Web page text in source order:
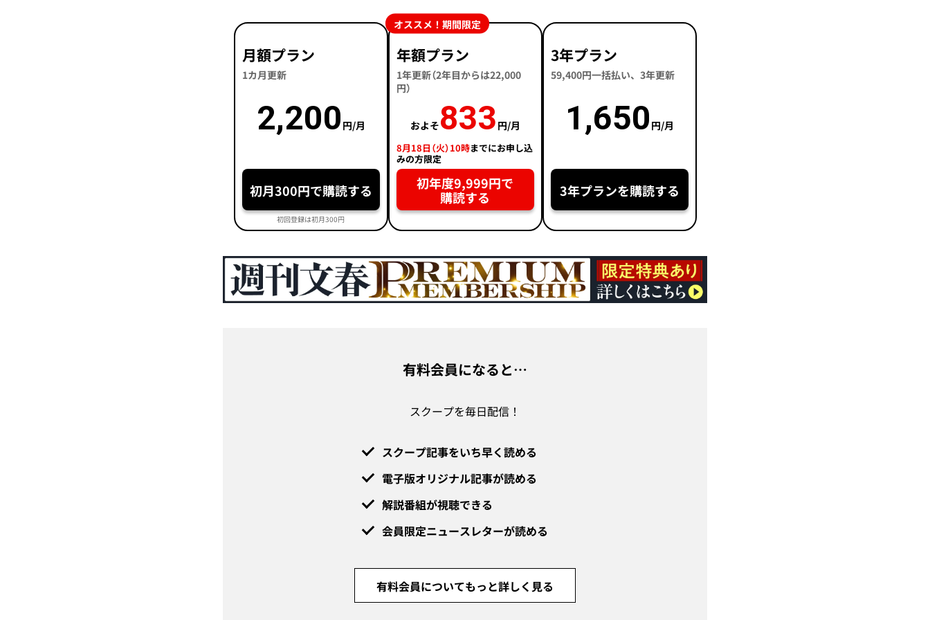
月額プラン
1カ月更新
2,200 円/月
初月300円で購読する
初回登録は初月300円
年額プラン
1年更新（2年目からは22,000
円）
およそ833 円/月
8月18日（火）10時までにお申し込
みの方限定
初年度9,999円で
購読する
オススメ！期間限定
3年プラン
59,400円一括払い、3年更新
1,650 円/月
3年プランを購読する
有料会員になると…
スクープを毎日配信！
スクープ記事をいち早く読める
電子版オリジナル記事が読める
解説番組が視聴できる
会員限定ニュースレターが読める
有料会員についてもっと詳しく見る